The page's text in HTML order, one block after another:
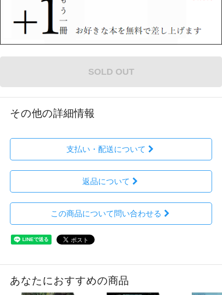
SOLD OUT
その他の詳細情報
支払い・配送について
返品について
この商品について問い合わせる
あなたにおすすめの商品